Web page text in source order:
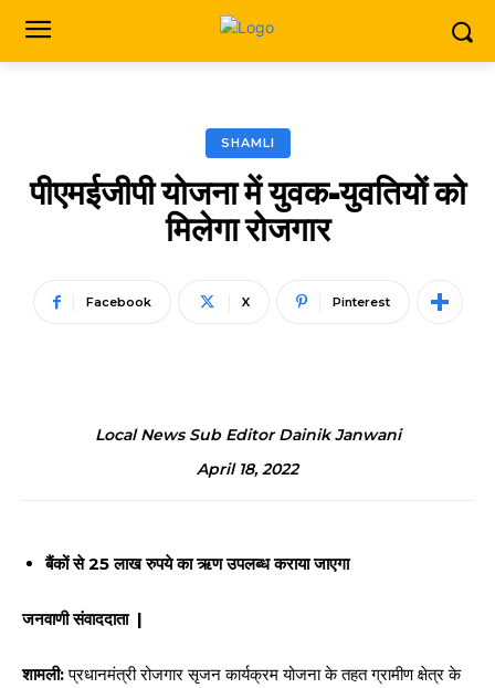
SHAMLI
पीएमईजीपी योजना में युवक-युवतियों को
मिलेगा रोजगार
Facebook X Pinterest
Local News Sub Editor Dainik Janwani
April 18, 2022
बैंकों से 25 लाख रुपये का ऋण उपलब्ध कराया जाएगा
जनवाणी संवाददाता |
शामली:प्रधानमंत्री रोजगार सृजन कार्यक्रम योजना के तहत ग्रामीण क्षेत्र के